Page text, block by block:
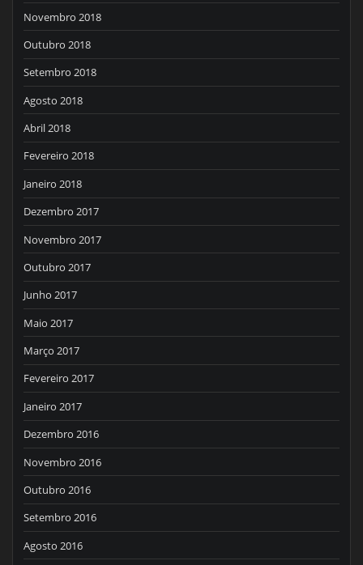
Novembro 2018
Outubro 2018
Setembro 2018
Agosto 2018
Abril 2018
Fevereiro 2018
Janeiro 2018
Dezembro 2017
Novembro 2017
Outubro 2017
Junho 2017
Maio 2017
Março 2017
Fevereiro 2017
Janeiro 2017
Dezembro 2016
Novembro 2016
Outubro 2016
Setembro 2016
Agosto 2016